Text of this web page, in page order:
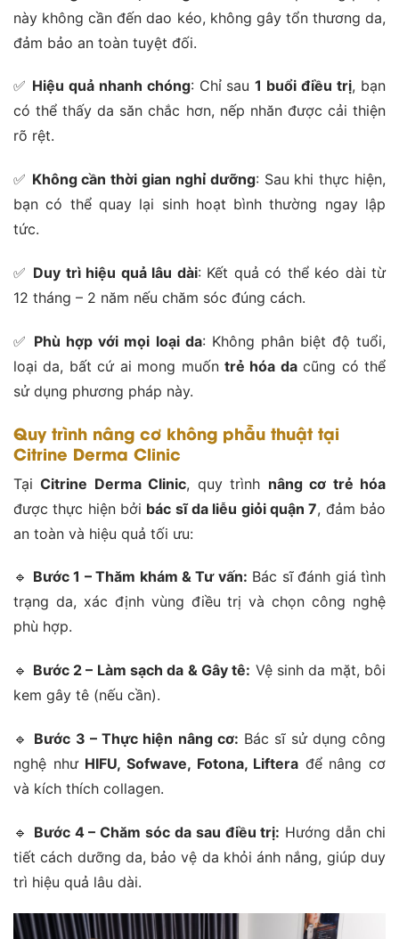
này không cần đến dao kéo, không gây tổn thương da,
đảm bảo an toàn tuyệt đối.
✅ Hiệu quả nhanh chóng: Chỉ sau1 buổi điều trị, bạn
có thể thấy da săn chắc hơn, nếp nhăn được cải thiện
rõ rệt.
✅ Không cần thời gian nghỉ dưỡng: Sau khi thực hiện,
bạn có thể quay lại sinh hoạt bình thường ngay lập
tức.
✅ Duy trì hiệu quả lâu dài: Kết quả có thể kéo dài từ
12 tháng – 2 năm nếu chăm sóc đúng cách.
✅ Phù hợp với mọi loại da: Không phân biệt độ tuổi,
loại da, bất cứ ai mong muốn trẻ hóa dacũng có thể
sử dụng phương pháp này.
Quy trình nâng cơ không phẫu thuật tại
Citrine Derma Clinic
TạiCitrine Derma Clinic, quy trình nâng cơ trẻ hóa
được thực hiện bởi bác sĩ da liễu giỏi quận 7, đảm bảo
an toàn và hiệu quả tối ưu:
🔹 Bước 1 – Thăm khám & Tư vấn: Bác sĩ đánh giá tình
trạng da, xác định vùng điều trị và chọn công nghệ
phù hợp.
🔹 Bước 2 – Làm sạch da & Gây tê: Vệ sinh da mặt, bôi
kem gây tê (nếu cần).
🔹 Bước 3 – Thực hiện nâng cơ: Bác sĩ sử dụng công
nghệ như HIFU, Sofwave, Fotona, Liftera để nâng cơ
và kích thích collagen.
🔹 Bước 4 – Chăm sóc da sau điều trị: Hướng dẫn chi
tiết cách dưỡng da, bảo vệ da khỏi ánh nắng, giúp duy
trì hiệu quả lâu dài.